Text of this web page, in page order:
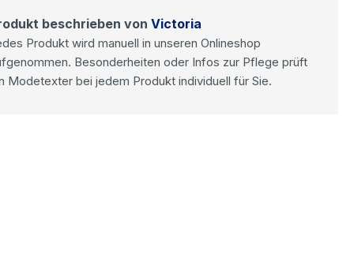
beschrieben von Victoria
Produkt wird manuell in unseren Onlineshop
Besonderheiten oder Infos zur Pflege prüft
Modetexter bei jedem Produkt individuell für Sie.